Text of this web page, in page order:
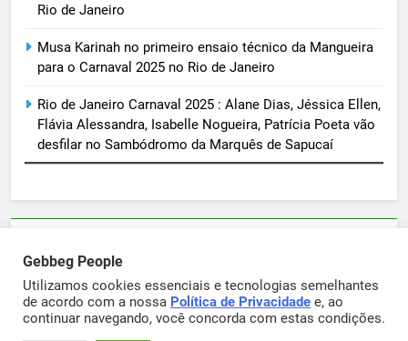
Rio de Janeiro
Musa Karinah no primeiro ensaio técnico da Mangueira
para o Carnaval 2025 no Rio de Janeiro
Rio de Janeiro Carnaval 2025 : Alane Dias, Jéssica Ellen,
Flávia Alessandra, Isabelle Nogueira, Patrícia Poeta vão
desfilar no Sambódromo da Marquês de Sapucaí
sortimentos@yahoo.com.br
Gebbeg Powered ByBlazeThemes.
Gebbeg People
Utilizamos cookies essenciais e tecnologias semelhantes
de acordo com a nossa Política de Privacidade e, ao
continuar navegando, você concorda com estas condições.